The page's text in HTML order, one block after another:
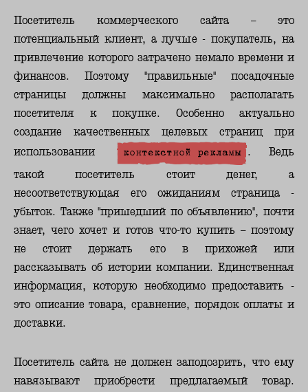
Посетитель коммерческого сайта – это
потенциальный клиент, а лучше - покупатель, на
привлечение которого затрачено немало времени и
финансов. Поэтому "правильные" посадочные
страницы должны максимально располагать
посетителя к покупке. Особенно актуально
создание качественных целевых страниц при
использовании
контекстной рекламы . Ведь
такой посетитель стоит денег, а
несоответствующая его ожиданиям страница -
убыток. Также "пришедший по объявлению", почти
знает, чего хочет и готов что-то купить – поэтому
не стоит держать его в прихожей или
рассказывать об истории компании. Единственная
информация, которую необходимо предоставить -
это описание товара, сравнение, порядок оплаты и
доставки.
Посетитель сайта не должен заподозрить, что ему
навязывают приобрести предлагаемый товар.